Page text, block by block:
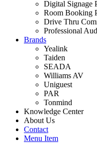
Digital Signage
Room Booking
Drive Thru
Professional
Brands
Yealink
Taiden
SEADA
Williams AV
Uniguest
PAR
Tonmind
Knowledge Center
About Us
Contact
Menu Item